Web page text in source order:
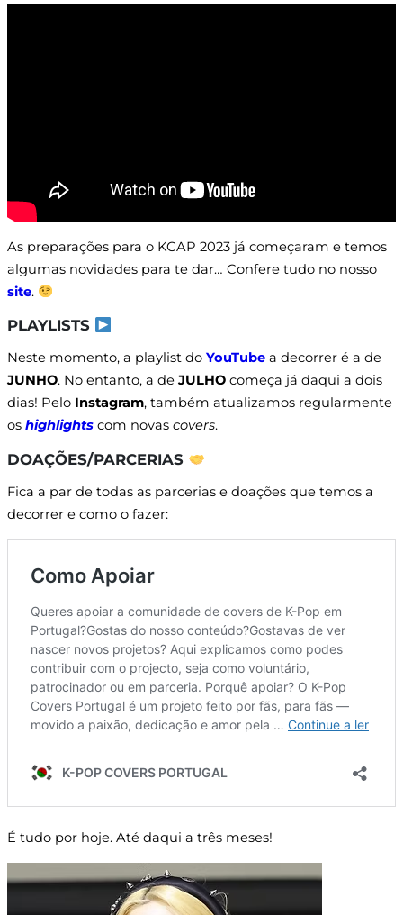
As preparações para o KCAP 2023 já começaram e temos
algumas novidades para te dar… Confere tudo no nosso
site.
PLAYLISTS
Neste momento, a playlist do YouTube a decorrer é a de
JUNHO. No entanto, a de JULHO começa já daqui a dois
dias! Pelo Instagram, também atualizamos regularmente
os highlights com novas covers.
DOAÇÕES/PARCERIAS
Fica a par de todas as parcerias e doações que temos a
decorrer e como o fazer:
É tudo por hoje. Até daqui a três meses!